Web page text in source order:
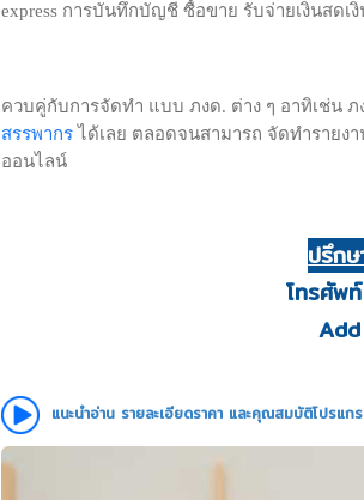
express การบันทึกบัญชี ซื้อขาย รับจ่ายเงินสด
ควบคู่กับการจัดทำ แบบ ภงด. ต่าง ๆ อาทิเช่น
สรรพากรได้เลย ตลอดจนสามารถ จัดทำรายง
ออนไลน์
ปรึก
โทรศัพ
แนะนำอ่าน รายละเอียดราคา และคุณสมบัติโปรแ